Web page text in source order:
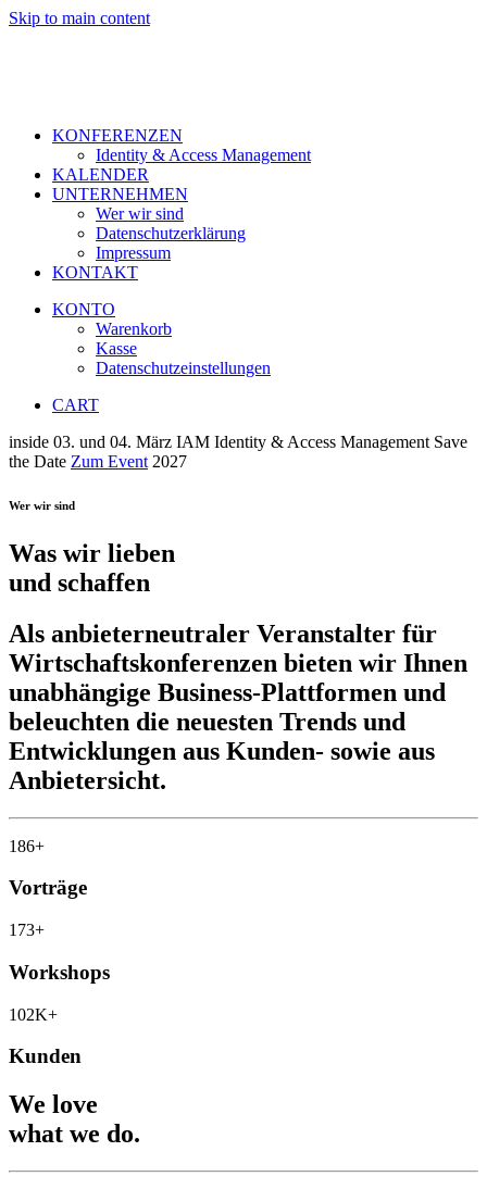
Skip to main content
KONFERENZEN
Identity & Access Management
KALENDER
UNTERNEHMEN
Wer wir sind
Datenschutzerklärung
Impressum
KONTAKT
KONTO
Warenkorb
Kasse
Datenschutzeinstellungen
CART
inside 03. und 04. März IAM Identity & Access Management Save
the Date Zum Event 2027
Wer wir sind
Was wir lieben
und schaffen
Als anbieterneutraler Veranstalter für
Wirtschaftskonferenzen bieten wir Ihnen
unabhängige Business-Plattformen und
beleuchten die neuesten Trends und
Entwicklungen aus Kunden- sowie aus
Anbietersicht.
186+
Vorträge
173+
Workshops
102K+
Kunden
We love
what we do.